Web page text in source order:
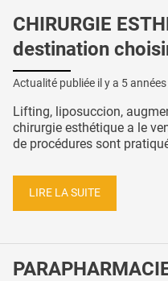
CHIRURGIE
destination
Actualité publiée il y a 5
Lifting, liposuccion,
chirurgie esthétique a le
de procédures sont
LIRE LA SUITE